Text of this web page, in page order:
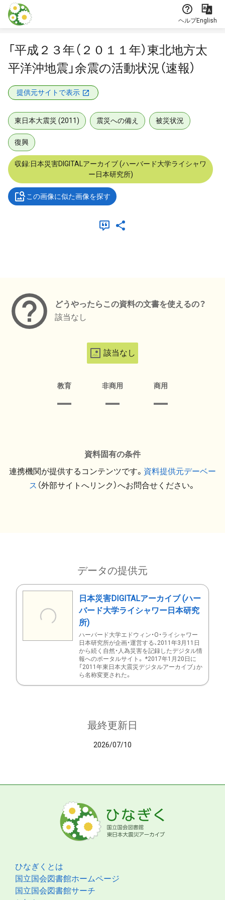
本文に飛ぶ
ヘルプEnglish
「平成２３年（２０１１年）東北地方太
平洋沖地震」余震の活動状況（速報）
提供元サイトで表示
東日本大震災 (2011) 震災への備え 被災状況
復興
収録:日本災害DIGITALアーカイブ (ハーバード大学ライシャワ
ー日本研究所)
この画像に似た画像を探す
どうやったらこの資料の文書を使えるの？
該当なし
該当なし
教育 非商用 商用
資料固有の条件
連携機関が提供するコンテンツです。 資料提供元デーベー
ス （外部サイトへリンク）へお問合せください。
データの提供元
日本災害DIGITALアーカイブ (ハー
バード大学ライシャワー日本研究
所)
ハーバード大学エドウィン・O・ライシャワー
日本研究所が企画・運営する、2011年3月11日
から続く自然・人為災害を記録したデジタル情
報へのポータルサイト。 *2017年1月20日に
「2011年東日本大震災デジタルアーカイブ」か
ら名称変更された。
最終更新日
2026/07/10
ひなぎくとは
国立国会図書館ホームページ
国立国会図書館サーチ